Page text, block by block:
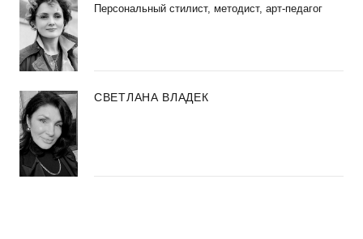
Персональный стилист, методист, арт-педагог
СВЕТЛАНА ВЛАДЕК